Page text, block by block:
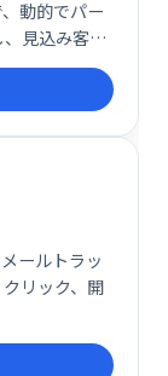
動的でパー
見込み客を
を実現し、
ールトラッ
リック、開